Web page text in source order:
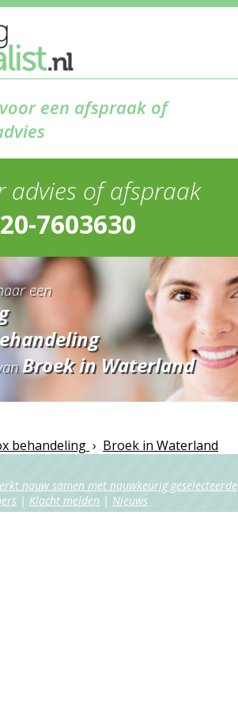
een afspraak of
advies of afspraak
7603630
een
Broek in Waterland
behandeling › Broek in Waterland
nauw samen met nauwkeurig geselecteerde
| Klacht melden | Nieuws